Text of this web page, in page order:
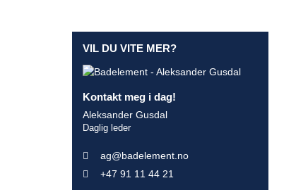
VIL DU VITE MER?
Kontakt meg i dag!
Aleksander Gusdal
Daglig leder
ag@badelement.no
+47 91 11 44 21